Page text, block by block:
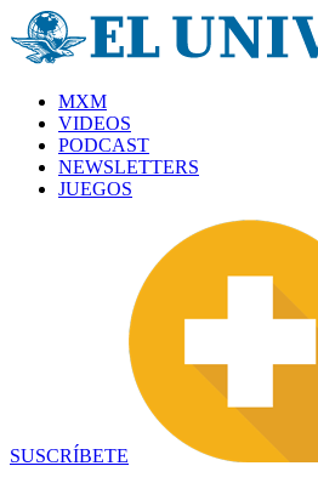
MXM
VIDEOS
PODCAST
NEWSLETTERS
JUEGOS
SUSCRÍBETE